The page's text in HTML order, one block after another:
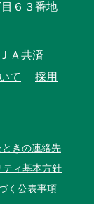
６３番地
ＪＡ共済
て
採用
ときの連絡先
ィ基本方針
く公表事項